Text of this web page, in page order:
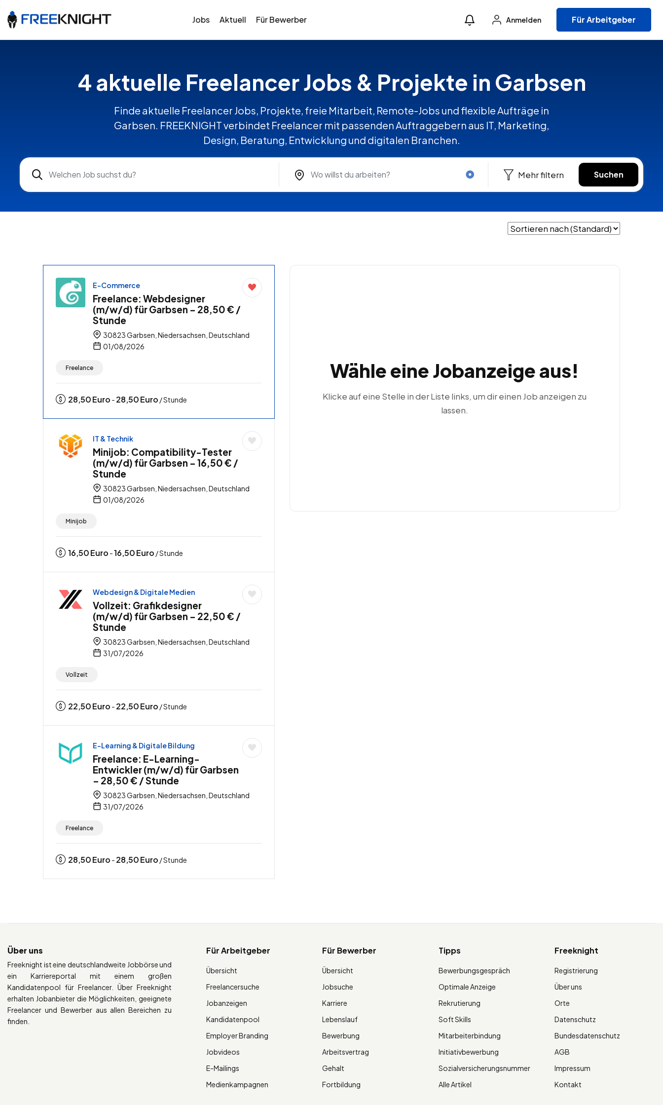
Jobs Aktuell Für Bewerber Anmelden Für Arbeitgeber
4 aktuelle Freelancer Jobs & Projekte in Garbsen
Finde aktuelle Freelancer Jobs, Projekte, freie Mitarbeit, Remote-Jobs und flexible Aufträge in
Garbsen. FREEKNIGHT verbindet Freelancer mit passenden Auftraggebern aus IT, Marketing,
Design, Beratung, Entwicklung und digitalen Branchen.
Mehr filtern Suchen
E-Commerce
Freelance: Webdesigner
(m/w/d) für Garbsen – 28,50 € /
Stunde
30823 Garbsen, Niedersachsen, Deutschland
01/08/2026
Freelance
28,50Euro - 28,50Euro / Stunde
IT & Technik
Minijob: Compatibility-Tester
(m/w/d) für Garbsen – 16,50 € /
Stunde
30823 Garbsen, Niedersachsen, Deutschland
01/08/2026
Minijob
16,50Euro -16,50Euro / Stunde
Webdesign & Digitale Medien
Vollzeit: Grafikdesigner
(m/w/d) für Garbsen – 22,50 € /
Stunde
30823 Garbsen, Niedersachsen, Deutschland
31/07/2026
Vollzeit
22,50Euro - 22,50Euro / Stunde
E-Learning & Digitale Bildung
Freelance: E-Learning-
Entwickler (m/w/d) für Garbsen
– 28,50 € / Stunde
30823 Garbsen, Niedersachsen, Deutschland
31/07/2026
Freelance
28,50Euro - 28,50Euro / Stunde
Wähle eine Jobanzeige aus!
Klicke auf eine Stelle in der Liste links, um dir einen Job anzeigen zu
lassen.
Über uns
Freeknight ist eine deutschlandweite Jobbörse und
ein Karriereportal mit einem großen
Kandidatenpool für Freelancer. Über Freeknight
erhalten Jobanbieter die Möglichkeiten, geeignete
Freelancer und Bewerber aus allen Bereichen zu
finden.
Für Arbeitgeber
Übersicht
Freelancersuche
Jobanzeigen
Kandidatenpool
Employer Branding
Jobvideos
E-Mailings
Medienkampagnen
Für Bewerber
Übersicht
Jobsuche
Karriere
Lebenslauf
Bewerbung
Arbeitsvertrag
Gehalt
Fortbildung
Tipps
Bewerbungsgespräch
Optimale Anzeige
Rekrutierung
Soft Skills
Mitarbeiterbindung
Initiativbewerbung
Sozialversicherungsnummer
Alle Artikel
Freeknight
Registrierung
Über uns
Orte
Datenschutz
Bundesdatenschutz
AGB
Impressum
Kontakt